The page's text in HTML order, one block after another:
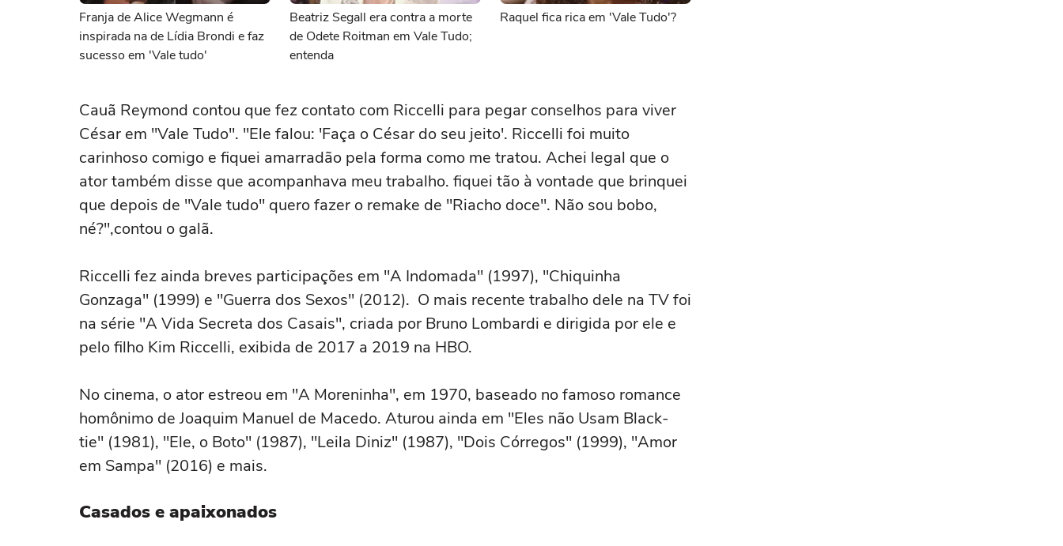
Franja de Alice Wegmann é
inspirada na de Lídia Brondi e faz
sucesso em 'Vale tudo'
Beatriz Segall era contra a morte
de Odete Roitman em Vale Tudo;
entenda
Raquel fica rica em 'Vale Tudo'?
Cauã Reymond contou que fez contato com Riccelli para pegar conselhos para viver
César em "Vale Tudo". "Ele falou: 'Faça o César do seu jeito'. Riccelli foi muito
carinhoso comigo e fiquei amarradão pela forma como me tratou. Achei legal que o
ator também disse que acompanhava meu trabalho. fiquei tão à vontade que brinquei
que depois de "Vale tudo" quero fazer o remake de "Riacho doce". Não sou bobo,
né?",contou o galã.
Riccelli fez ainda breves participações em "A Indomada" (1997), "Chiquinha
Gonzaga" (1999) e "Guerra dos Sexos" (2012). O mais recente trabalho dele na TV foi
na série "A Vida Secreta dos Casais", criada por Bruno Lombardi e dirigida por ele e
pelo filho Kim Riccelli, exibida de 2017 a 2019 na HBO.
No cinema, o ator estreou em "A Moreninha", em 1970, baseado no famoso romance
homônimo de Joaquim Manuel de Macedo. Aturou ainda em "Eles não Usam Black-
tie" (1981), "Ele, o Boto" (1987), "Leila Diniz" (1987), "Dois Córregos" (1999), "Amor
em Sampa" (2016) e mais.
Casados e apaixonados